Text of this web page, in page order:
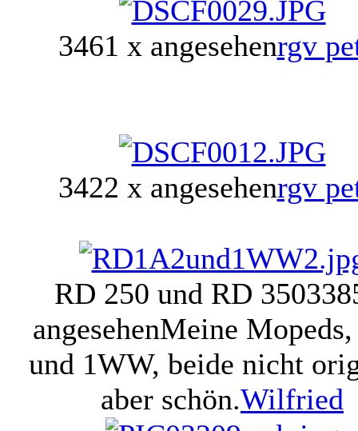
3461 x angesehenrgv
3422 x angesehenrgv
RD 250 und RD 350
angesehenMeine
und 1WW, beide nicht
aber schön.Wilfried